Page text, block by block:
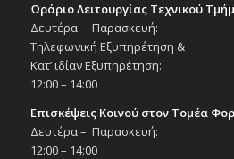
Ωράριο Λειτουργίας Τεχνικού
Δευτέρα – Παρασκευή:
Τηλεφωνική Εξυπηρέτηση &
Κατ’ ιδίαν Εξυπηρέτηση:
12:00 – 14:00
Επισκέψεις Κοινού στον Τομέα
Δευτέρα – Παρασκευή:
12:00 – 14:00